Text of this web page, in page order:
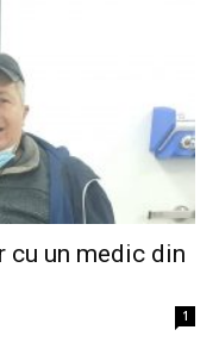
cu un medic din
1